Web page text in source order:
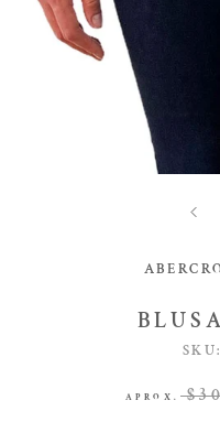
SKU:
APROX.